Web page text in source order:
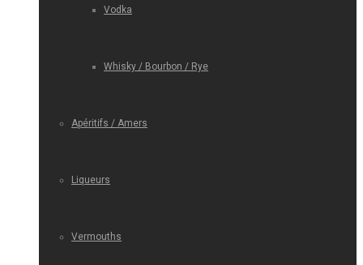
Vodka
Whisky / Bourbon / Rye
Apéritifs / Amers
Liqueurs
Vermouths